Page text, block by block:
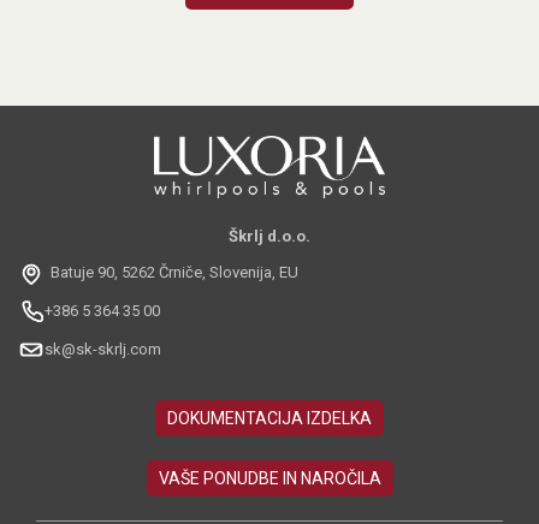
Škrlj d.o.o.
Batuje 90, 5262 Črniče, Slovenija, EU
+386 5 364 35 00
sk@sk-skrlj.com